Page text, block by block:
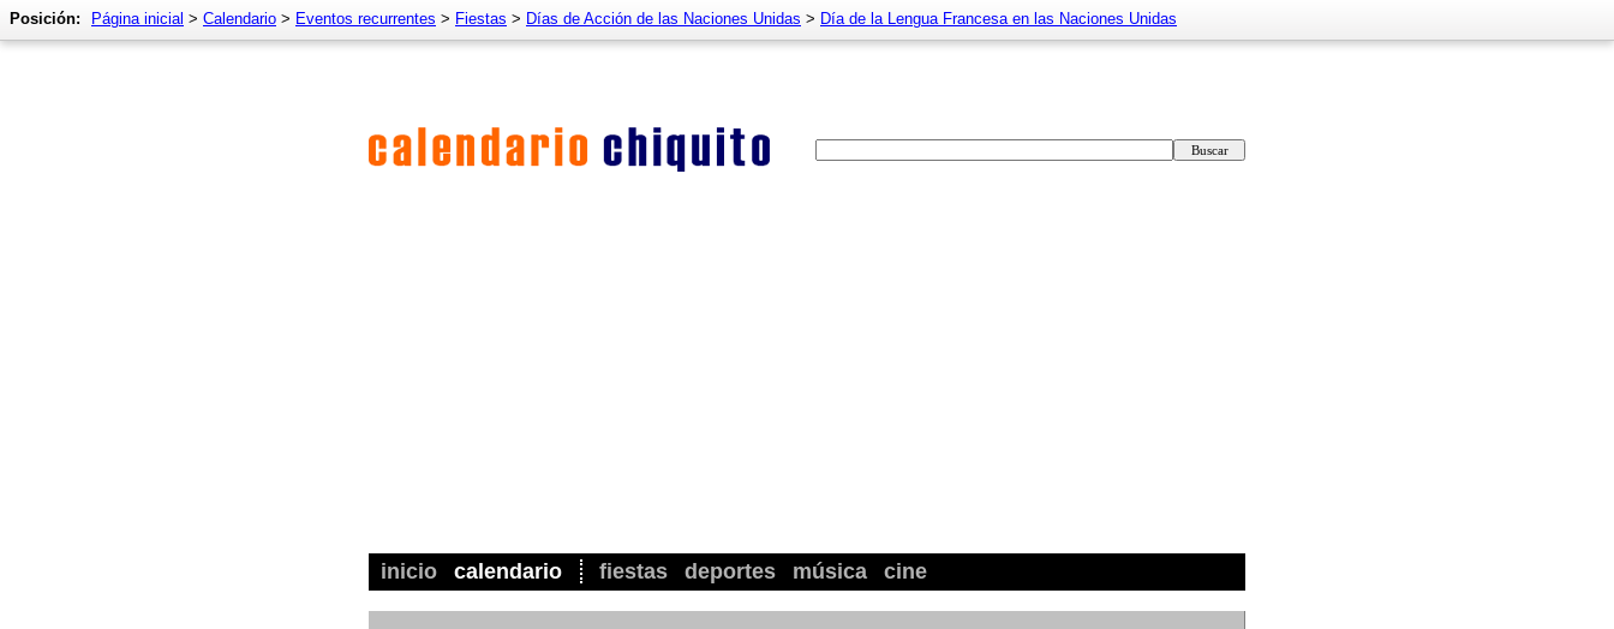
inicio calendario fiestas deportes música cine
Posición: Página inicial > Calendario > Eventos recurrentes > Fiestas > Días de Acción de las Naciones Unidas > Día de la Lengua Francesa en las Naciones Unidas